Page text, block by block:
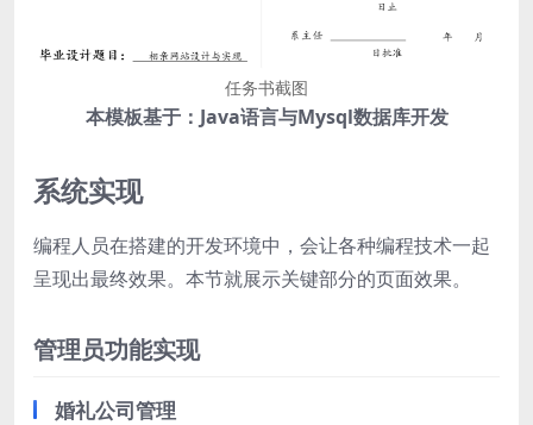
任务书截图
本模板基于：Java语言与Mysql数据库开发
系统实现
编程人员在搭建的开发环境中，会让各种编程技术一起
呈现出最终效果。本节就展示关键部分的页面效果。
管理员功能实现
婚礼公司管理